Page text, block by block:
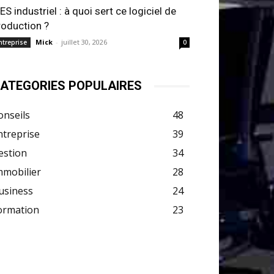
industriel : à quoi sert ce logiciel de
?
Mick - juillet 30, 2026 0
POPULAIRES
48
39
34
28
24
23